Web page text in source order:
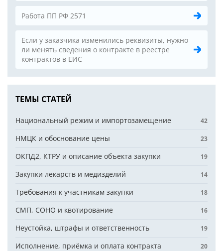
Работа ПП РФ 2571
Если у заказчика изменились реквизиты, нужно
ли менять сведения о контракте в реестре
контрактов в ЕИС
ТЕМЫ СТАТЕЙ
Национальный режим и импортозамещение 42
НМЦК и обоснование цены 23
ОКПД2, КТРУ и описание объекта закупки 19
Закупки лекарств и медизделий 14
Требования к участникам закупки 18
СМП, СОНО и квотирование 16
Неустойка, штрафы и ответственность 19
Исполнение, приёмка и оплата контракта 20